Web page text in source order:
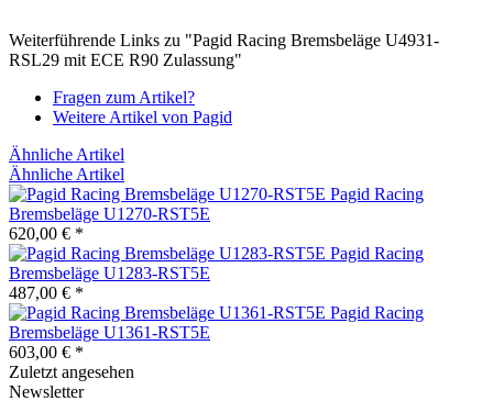
Weiterführende Links zu "Pagid Racing Bremsbeläge U4931-
RSL29 mit ECE R90 Zulassung"
Fragen zum Artikel?
Weitere Artikel von Pagid
Ähnliche Artikel
Ähnliche Artikel
Pagid Racing
Bremsbeläge U1270-RST5E
620,00 € *
Pagid Racing
Bremsbeläge U1283-RST5E
487,00 € *
Pagid Racing
Bremsbeläge U1361-RST5E
603,00 € *
Zuletzt angesehen
Newsletter